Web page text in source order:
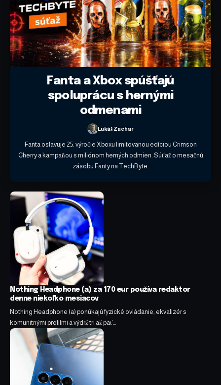
Fanta a Xbox spúšťajú
spoluprácu s hernými
odmenami
Lukáš Zachar
Fanta oslavuje 25. výročie Xboxu limitovanou edíciou Crimson
Cherry a kampaňou s miliónom herných odmien. Súťaž o mesačnú
zásobu Fanty na TechByte.
Nothing Headphone (a) za 170 eur používa redaktor
denne niekoľko mesiacov
Nothing Headphone (a) ponúkajú fyzické ovládanie, ekvalizér s
komunitnými profilmi a výdrž tri až päť…